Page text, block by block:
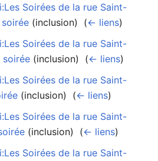
Soirées de la rue Saint-
(inclusion) ‎ (← liens)
Soirées de la rue Saint-
soirée (inclusion) ‎ (← liens)
Soirées de la rue Saint-
(inclusion) ‎ (← liens)
Soirées de la rue Saint-
(inclusion) ‎ (← liens)
Soirées de la rue Saint-